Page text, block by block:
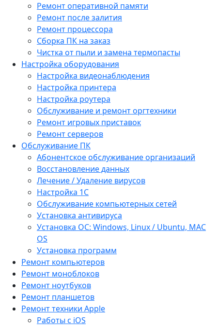
Ремонт оперативной памяти
Ремонт после залития
Ремонт процессора
Сборка ПК на заказ
Чистка от пыли и замена термопасты
Настройка оборудования
Настройка видеонаблюдения
Настройка принтера
Настройка роутера
Обслуживание и ремонт оргтехники
Ремонт игровых приставок
Ремонт серверов
Обслуживание ПК
Абонентское обслуживание организаций
Восстановление данных
Лечение / Удаление вирусов
Настройка 1С
Обслуживание компьютерных сетей
Установка антивируса
Установка ОС: Windows, Linux / Ubuntu, МАС
OS
Установка программ
Ремонт компьютеров
Ремонт моноблоков
Ремонт ноутбуков
Ремонт планшетов
Ремонт техники Apple
Работы с iOS